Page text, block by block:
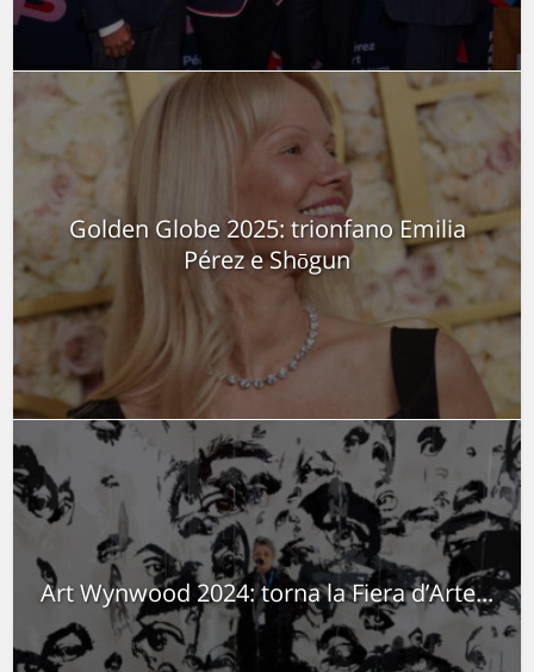
Golden Globe 2025: trionfano Emilia
Pérez e Shōgun
Art Wynwood 2024: torna la Fiera d’Arte...